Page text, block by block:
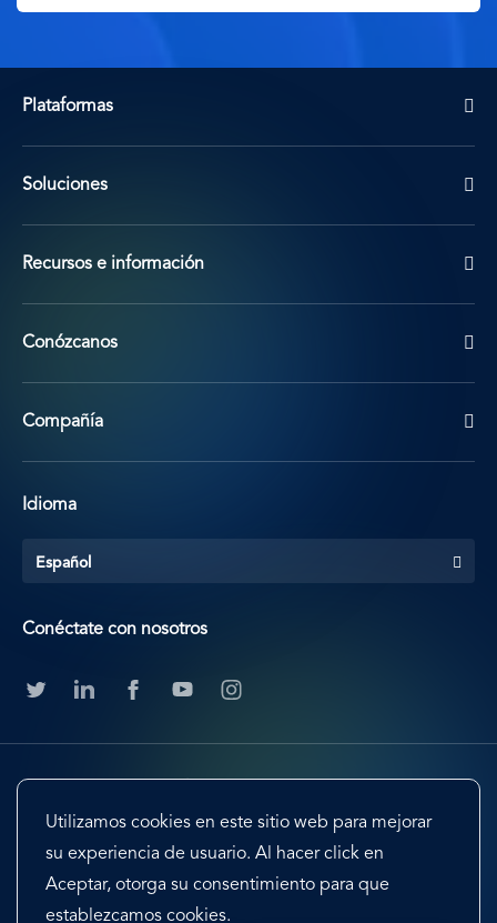
Utilizamos cookies en este sitio web para mejorar
su experiencia de usuario. Al hacer click en
Aceptar, otorga su consentimiento para que
establezcamos cookies.
Plataformas
Soluciones
Recursos e información
Conózcanos
Compañía
Idioma
Español
Conéctate con nosotros
Footer Terms & Conditions Cookie Preferences